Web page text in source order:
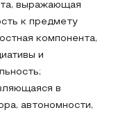
выражающая
к предмету
компонента,
и
в
автономности,